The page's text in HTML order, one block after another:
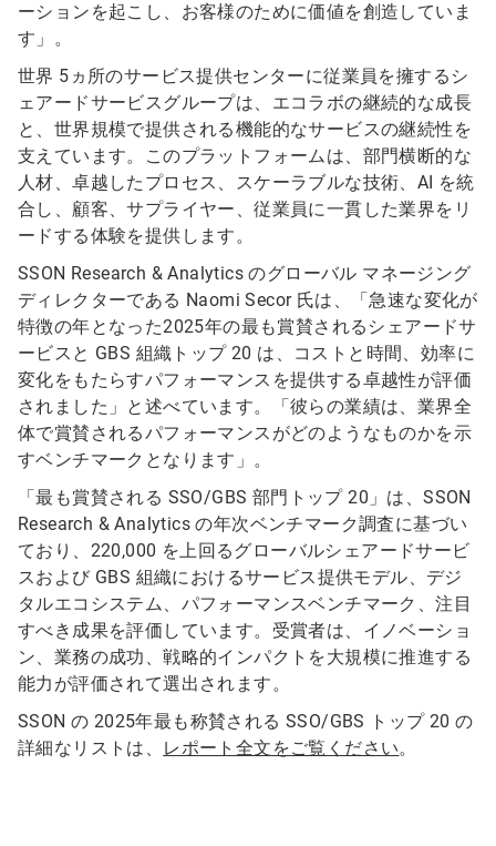
ーションを起こし、お客様のために価値を創造していま
す」。
世界 5ヵ所のサービス提供センターに従業員を擁するシ
ェアードサービスグループは、エコラボの継続的な成長
と、世界規模で提供される機能的なサービスの継続性を
支えています。このプラットフォームは、部門横断的な
人材、卓越したプロセス、スケーラブルな技術、AI を統
合し、顧客、サプライヤー、従業員に一貫した業界をリ
ードする体験を提供します。
SSON Research & Analytics のグローバル マネージング
ディレクターである Naomi Secor 氏は、「急速な変化が
特徴の年となった2025年の最も賞賛されるシェアードサ
ービスと GBS 組織トップ 20 は、コストと時間、効率に
変化をもたらすパフォーマンスを提供する卓越性が評価
されました」と述べています。「彼らの業績は、業界全
体で賞賛されるパフォーマンスがどのようなものかを示
すベンチマークとなります」。
「最も賞賛される SSO/GBS 部門トップ 20」は、SSON
Research & Analytics の年次ベンチマーク調査に基づい
ており、220,000 を上回るグローバルシェアードサービ
スおよび GBS 組織におけるサービス提供モデル、デジ
タルエコシステム、パフォーマンスベンチマーク、注目
すべき成果を評価しています。受賞者は、イノベーショ
ン、業務の成功、戦略的インパクトを大規模に推進する
能力が評価されて選出されます。
SSON の 2025年最も称賛される SSO/GBS トップ 20 の
詳細なリストは、 レポート全文をご覧ください。